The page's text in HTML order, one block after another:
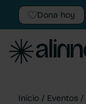
Dona hoy
Inicio / Eventos /